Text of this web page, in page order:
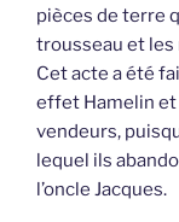
pièces de terre
trousseau et les
Cet acte a été
effet Hamelin et
vendeurs,
lequel ils
l’oncle Jacques.